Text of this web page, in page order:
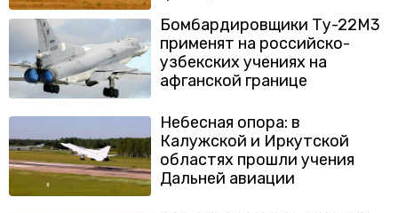
Бомбардировщики Ту-22М3
применят на российско-
узбекских учениях на
афганской границе
Небесная опора: в
Калужской и Иркутской
областях прошли учения
Дальней авиации